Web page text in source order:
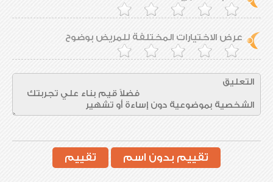
عرض الاختيارات المختلفة للمريض بوضوح
تقييم بدون اسم تقييم